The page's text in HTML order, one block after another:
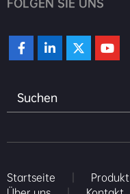
Startseite Produkt